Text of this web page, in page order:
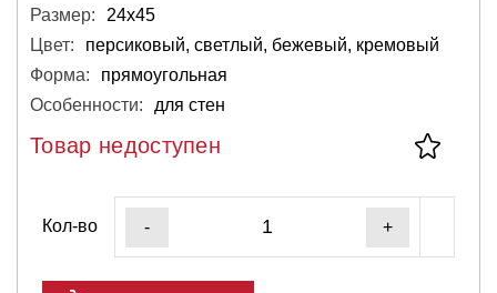
Размер:
24х45
Цвет:
персиковый, светлый, бежевый, кремовый
Форма:
прямоугольная
Особенности:
для стен
Товар недоступен
Кол-во - +